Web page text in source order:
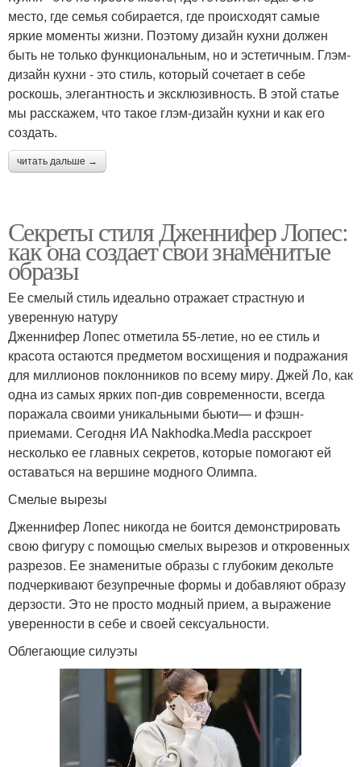
место, где семья собирается, где происходят самые
яркие моменты жизни. Поэтому дизайн кухни должен
быть не только функциональным, но и эстетичным. Глэм-
дизайн кухни - это стиль, который сочетает в себе
роскошь, элегантность и эксклюзивность. В этой статье
мы расскажем, что такое глэм-дизайн кухни и как его
создать.
читать дальше →
Секреты стиля Дженнифер Лопес:
как она создает свои знаменитые
образы
Ее смелый стиль идеально отражает страстную и
уверенную натуру
Дженнифер Лопес отметила 55-летие, но ее стиль и
красота остаются предметом восхищения и подражания
для миллионов поклонников по всему миру. Джей Ло, как
одна из самых ярких поп-див современности, всегда
поражала своими уникальными бьюти— и фэшн-
приемами. Сегодня ИА Nakhodka.Media расскроет
несколько ее главных секретов, которые помогают ей
оставаться на вершине модного Олимпа.
Смелые вырезы
Дженнифер Лопес никогда не боится демонстрировать
свою фигуру с помощью смелых вырезов и откровенных
разрезов. Ее знаменитые образы с глубоким декольте
подчеркивают безупречные формы и добавляют образу
дерзости. Это не просто модный прием, а выражение
уверенности в себе и своей сексуальности.
Облегающие силуэты